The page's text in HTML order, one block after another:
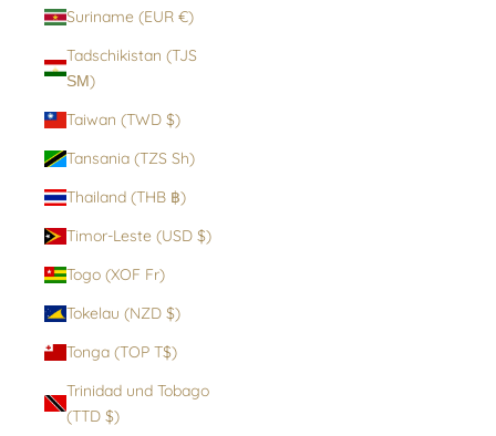
Suriname (EUR €)
Tadschikistan (TJS
ЅМ)
Taiwan (TWD $)
Tansania (TZS Sh)
Thailand (THB ฿)
Timor-Leste (USD $)
Togo (XOF Fr)
Tokelau (NZD $)
Tonga (TOP T$)
Trinidad und Tobago
(TTD $)